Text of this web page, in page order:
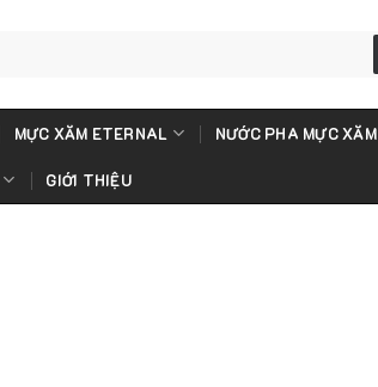
MỰC XĂM ETERNAL NƯỚC PHA MỰC XĂM
GIỚI THIỆU